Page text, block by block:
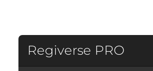
Regiverse PRO